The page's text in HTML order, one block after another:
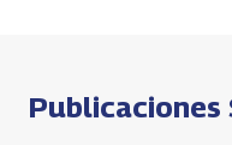
Publicaciones